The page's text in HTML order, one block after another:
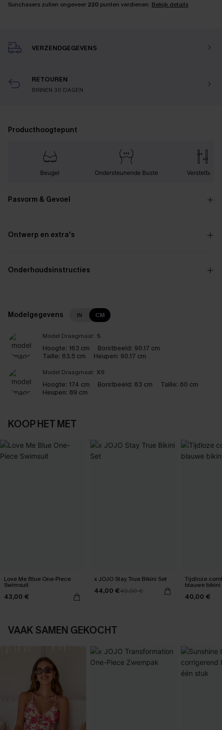
Sunchasers zullen ongeveer 220 punten verdienen. Bekijk details
VERZENDGEGEVENS
RETOUREN
BINNEN 30 DAGEN
Producthoogtepunt
Beugel Ondersteunende Buste Verstelbaar
Pasvorm & Gevoel
Ontwerp en extra's
Onderhoudsinstructies
Modelgegevens IN CM
Model Draagmaat: S
Hoogte: 163 cm Borstbeeld: 90.17 cm
Taille: 63.5 cm Heupen: 90.17 cm
Model Draagmaat: XS
Hoogte: 174 cm Borstbeeld: 83 cm Taille: 60 cm
Heupen: 89 cm
KOOP HET MET
Love Me Blue One-Piece
Swimsuit
43,00 €
x JOJO Stay True Bikini Set
44,00 €49,00 €
Tijdloze
blauwe bikini
40,00 €
VAAK SAMEN GEKOCHT